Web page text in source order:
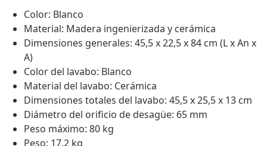
Color: Blanco
Material: Madera ingenierizada y cerámica
Dimensiones generales: 45,5 x 22,5 x 84 cm (L x An x
A)
Color del lavabo: Blanco
Material del lavabo: Cerámica
Dimensiones totales del lavabo: 45,5 x 25,5 x 13 cm
Diámetro del orificio de desagüe: 65 mm
Peso máximo: 80 kg
Peso: 17,2 kg